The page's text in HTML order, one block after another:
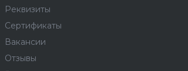
Реквизиты
Сертификаты
Вакансии
Отзывы